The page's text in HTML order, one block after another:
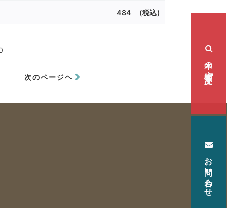
本の検索・注文
お問い合わせ
484 (税込)
次のページヘ